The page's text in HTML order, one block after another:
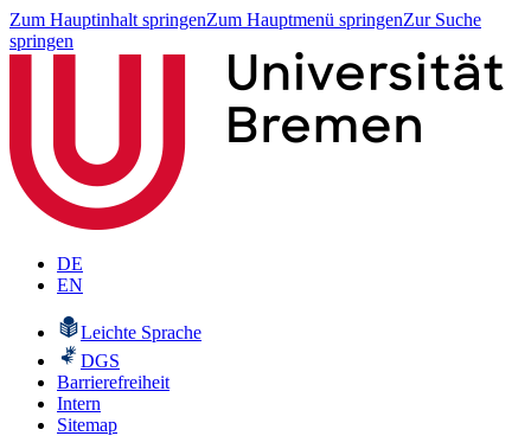
Zum Hauptinhalt springenZum Hauptmenü springenZur Suche
springen
DE
EN
Leichte Sprache
DGS
Barrierefreiheit
Intern
Sitemap